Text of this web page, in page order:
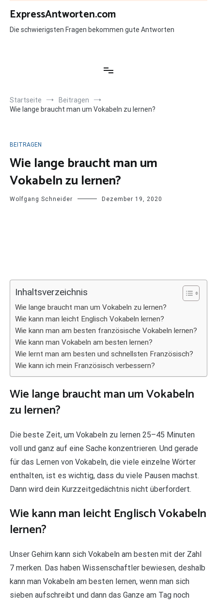
Zum
Inhalt
springen
ExpressAntworten.com
Die schwierigsten Fragen bekommen gute Antworten
Startseite
Beitragen
Wie lange braucht man um Vokabeln zu lernen?
BEITRAGEN
Wie lange braucht man um
Vokabeln zu lernen?
Wolfgang Schneider Dezember 19, 2020
Inhaltsverzeichnis
Wie lange braucht man um Vokabeln zu lernen?
Wie kann man leicht Englisch Vokabeln lernen?
Wie kann man am besten französische Vokabeln lernen?
Wie kann man Vokabeln am besten lernen?
Wie lernt man am besten und schnellsten Französisch?
Wie kann ich mein Französisch verbessern?
Wie lange braucht man um Vokabeln
zu lernen?
Die beste Zeit, um Vokabeln zu lernen 25–45 Minuten
voll und ganz auf eine Sache konzentrieren. Und gerade
für das Lernen von Vokabeln, die viele einzelne Wörter
enthalten, ist es wichtig, dass du viele Pausen machst.
Dann wird dein Kurzzeitgedächtnis nicht überfordert.
Wie kann man leicht Englisch Vokabeln
lernen?
Unser Gehirn kann sich Vokabeln am besten mit der Zahl
7 merken. Das haben Wissenschaftler bewiesen, deshalb
kann man Vokabeln am besten lernen, wenn man sich
sieben aufschreibt und dann das Ganze am Tag noch